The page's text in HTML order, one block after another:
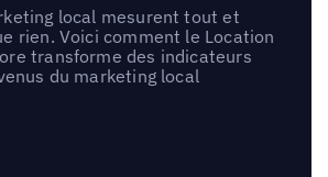
local mesurent tout et
rien. Voici comment le Location
transforme des indicateurs
du marketing local